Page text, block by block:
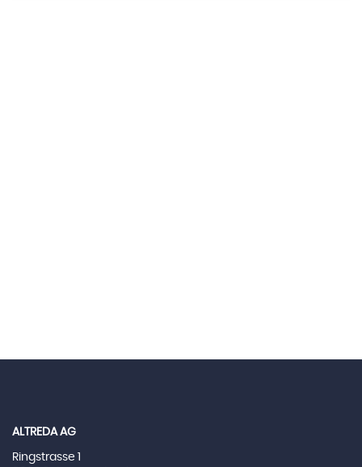
ALTREDA AG
Ringstrasse 1